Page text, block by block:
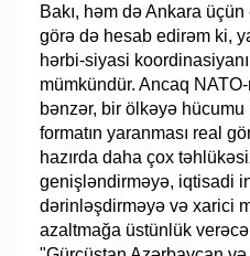
Bakı, həm də Ankara
görə də hesab edirəm ki,
hərbi-siyasi
mümkündür. Ancaq
bənzər, bir ölkəyə hücumu
formatın yaranması real
hazırda daha çox
genişləndirməyə, iqtisadi
dərinləşdirməyə və xarici
azaltmağa üstünlük